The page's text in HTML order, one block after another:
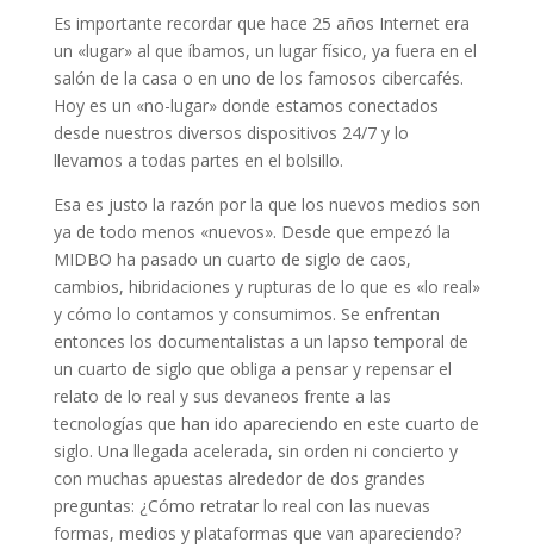
Es importante recordar que hace 25 años Internet era
un «lugar» al que íbamos, un lugar físico, ya fuera en el
salón de la casa o en uno de los famosos cibercafés.
Hoy es un «no-lugar» donde estamos conectados
desde nuestros diversos dispositivos 24/7 y lo
llevamos a todas partes en el bolsillo.
Esa es justo la razón por la que los nuevos medios son
ya de todo menos «nuevos». Desde que empezó la
MIDBO ha pasado un cuarto de siglo de caos,
cambios, hibridaciones y rupturas de lo que es «lo real»
y cómo lo contamos y consumimos. Se enfrentan
entonces los documentalistas a un lapso temporal de
un cuarto de siglo que obliga a pensar y repensar el
relato de lo real y sus devaneos frente a las
tecnologías que han ido apareciendo en este cuarto de
siglo. Una llegada acelerada, sin orden ni concierto y
con muchas apuestas alrededor de dos grandes
preguntas: ¿Cómo retratar lo real con las nuevas
formas, medios y plataformas que van apareciendo?